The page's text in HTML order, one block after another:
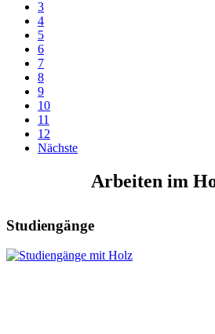
3
4
5
6
7
8
9
10
11
12
Nächste
Arbeiten im
Studiengänge